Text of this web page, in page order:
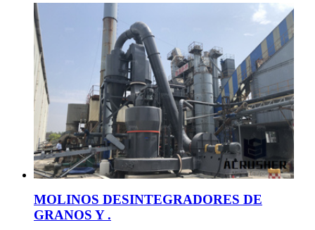
MOLINOS DESINTEGRADORES DE
GRANOS Y .